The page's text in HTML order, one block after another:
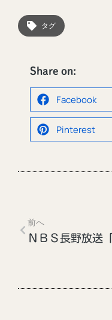
タグ
Share on:
Facebook
Pinterest
前へ